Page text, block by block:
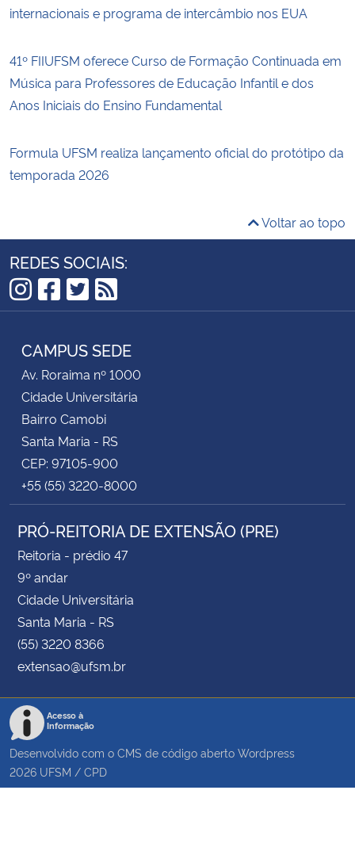
internacionais e programa de intercâmbio nos EUA
41º FIIUFSM oferece Curso de Formação Continuada em
Música para Professores de Educação Infantil e dos
Anos Iniciais do Ensino Fundamental
Formula UFSM realiza lançamento oficial do protótipo da
temporada 2026
Voltar ao topo
REDES SOCIAIS:
Instagram
Facebook
Twitter
RSS
CAMPUS SEDE
Av. Roraima nº 1000
Cidade Universitária
Bairro Camobi
Santa Maria - RS
CEP: 97105-900
+55 (55) 3220-8000
PRÓ-REITORIA DE EXTENSÃO (PRE)
Reitoria - prédio 47
9º andar
Cidade Universitária
Santa Maria - RS
(55) 3220 8366
extensao@ufsm.br
Acesso à
Informação
Desenvolvido com o CMS de código aberto Wordpress
2026 UFSM / CPD